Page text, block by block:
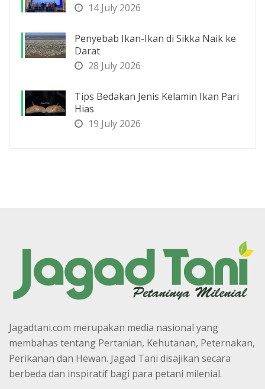
14 July 2026
Penyebab Ikan-Ikan di Sikka Naik ke
Darat
28 July 2026
Tips Bedakan Jenis Kelamin Ikan Pari
Hias
19 July 2026
Jagadtani.com merupakan media nasional yang
membahas tentang Pertanian, Kehutanan, Peternakan,
Perikanan dan Hewan. Jagad Tani disajikan secara
berbeda dan inspiratif bagi para petani milenial.